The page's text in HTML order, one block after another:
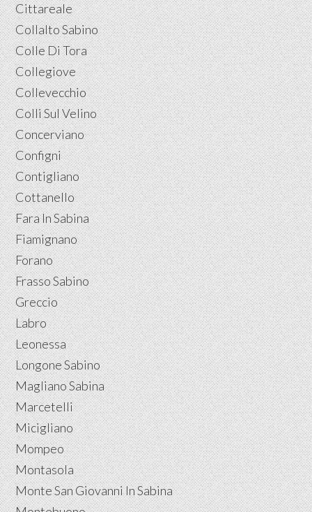
Cittareale
Collalto Sabino
Colle Di Tora
Collegiove
Collevecchio
Colli Sul Velino
Concerviano
Configni
Contigliano
Cottanello
Fara In Sabina
Fiamignano
Forano
Frasso Sabino
Greccio
Labro
Leonessa
Longone Sabino
Magliano Sabina
Marcetelli
Micigliano
Mompeo
Montasola
Monte San Giovanni In Sabina